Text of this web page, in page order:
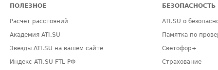
ПОЛЕЗНОЕ
Расчет расстояний
Академия ATI.SU
Звезды ATI.SU на вашем сайте
Индекс ATI.SU FTL РФ
БЕЗОПАСНОСТЬ
ATI.SU о
Памятка по
Светофор+
Страхование